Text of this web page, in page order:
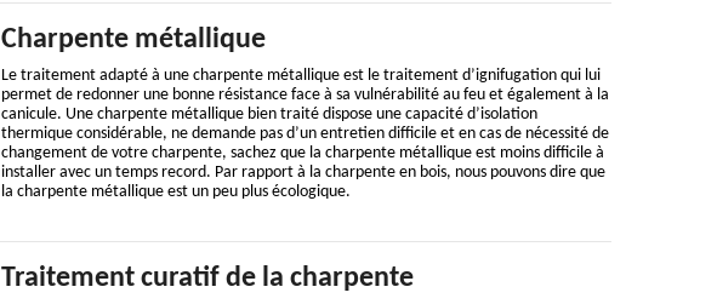
Charpente métallique
Le traitement adapté à une charpente métallique est le traitement d’ignifugation qui lui
permet de redonner une bonne résistance face à sa vulnérabilité au feu et également à la
canicule. Une charpente métallique bien traité dispose une capacité d’isolation
thermique considérable, ne demande pas d’un entretien difficile et en cas de nécessité de
changement de votre charpente, sachez que la charpente métallique est moins difficile à
installer avec un temps record. Par rapport à la charpente en bois, nous pouvons dire que
la charpente métallique est un peu plus écologique.
Traitement curatif de la charpente